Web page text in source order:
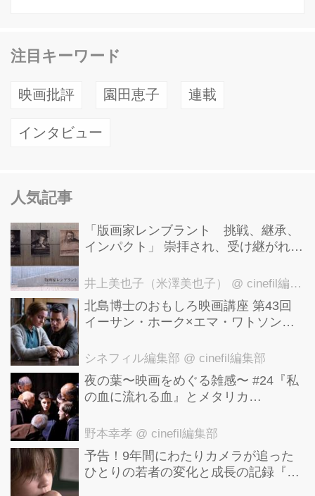
注目キーワード
映画批評 園田恵子 連載
インタビュー
人気記事
「版画家レンブラント 挑戦、継承、
インパクト」 崇拝され、受け継がれ、
洋美術館にて9月23日まで開催中！
井上美也子（米澤美也子） @ cinefil編集部
北島博士のおもしろ映画講座 第43回
イーサン・ホーク×エマ・ワトソン。
基づく衝撃のサスペンス『リグレッシ
シネフィル編集部 @ cinefil編集部
夜の葉〜映画をめぐる雑感〜 #24『私
の血に流れる血』とメタリカ
野本幸孝 @ cinefil編集部
予告！9年間にわたりカメラが追った
ひとりの若者の変化と成長の記録『ぼ